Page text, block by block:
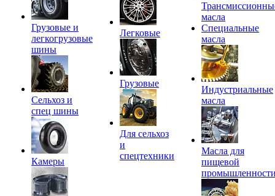
Грузовые и
легкогрузовые
шины
Сельхоз и
спец шины
Камеры
Легковые
Грузовые
Для сельхоз
и
спецтехники
масла
Специальные
масла
Индустриальные
масла
Масла для
пищевой